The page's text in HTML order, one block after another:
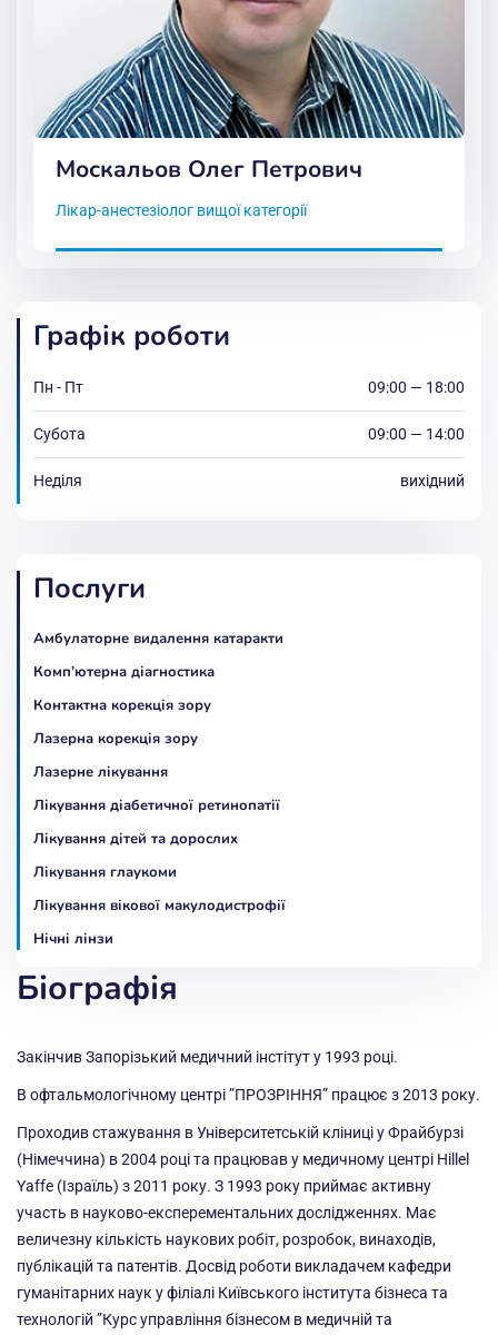
Москальов Олег Петрович
Лікар-анестезіолог вищої категорії
Графік роботи
Пн - Пт 09:00 — 18:00
Субота 09:00 — 14:00
Неділя вихідний
Послуги
Амбулаторне видалення катаракти
Комп’ютерна діагностика
Контактна корекція зору
Лазерна корекція зору
Лазерне лікування
Лікування діабетичної ретинопатії
Лікування дітей та дорослих
Лікування глаукоми
Лікування вікової макулодистрофії
Нічні лінзи
Біографія
Закінчив Запорізький медичний інстітут у 1993 році.
В офтальмологічному центрі ”ПРОЗРІННЯ” працює з 2013 року.
Проходив стажування в Університетській кліниці у Фрайбурзі
(Німеччина) в 2004 році та працював у медичному центрі Hillel
Yaffe (Ізраїль) з 2011 року. З 1993 року приймає активну
участь в науково-експерементальних дослідженнях. Має
величезну кількість наукових робіт, розробок, винаходів,
публікацій та патентів. Досвід роботи викладачем кафедри
гуманітарних наук у філіалі Київського інститута бізнеса та
технологій ”Курс управління бізнесом в медичній та